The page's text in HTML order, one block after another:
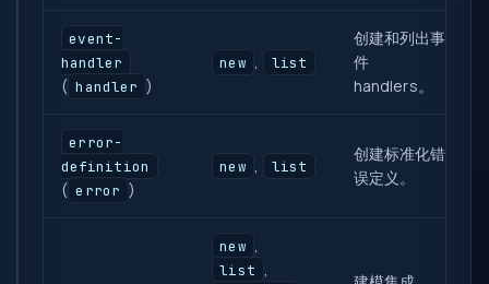
event-
handler
( handler )
new list
创建和列出事
件
handlers。
error-
definition
( error )
new list
创建标准化错
误定义。
new
list